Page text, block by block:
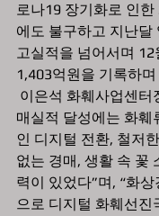
로나19 장기화로 인
에도 불구하고 지난달
고실적을 넘어서며 12
1,403억원을 기록하
매실적 달성에는 화훼
인 디지털 전환, 철저
없는 경매, 생활 속 꽃
력이 있었다”며, “화
으로 디지털 화훼선진